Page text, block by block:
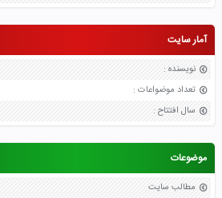
آمار سایت
نویسنده :
تعداد موضواعات :
سال افتتاح :
موضوعات
مطالب سایت